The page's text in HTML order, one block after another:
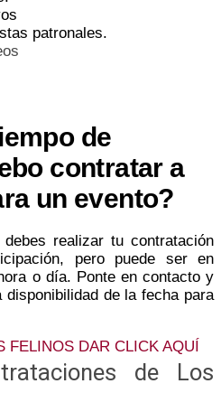
patronales.
de
contratar a
un evento?
realizar tu contratación
pero puede ser en
o día. Ponte en contacto y
de la fecha para
FELINOS DAR CLICK AQUÍ
de Los